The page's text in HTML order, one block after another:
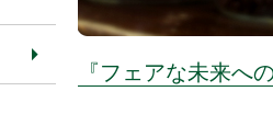
『フェアな未来へ